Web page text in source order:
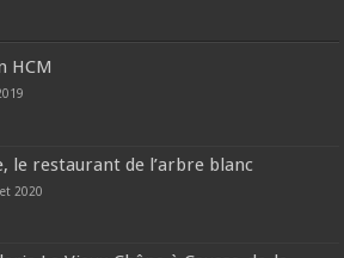
HCM
le restaurant de l’arbre blanc
2020